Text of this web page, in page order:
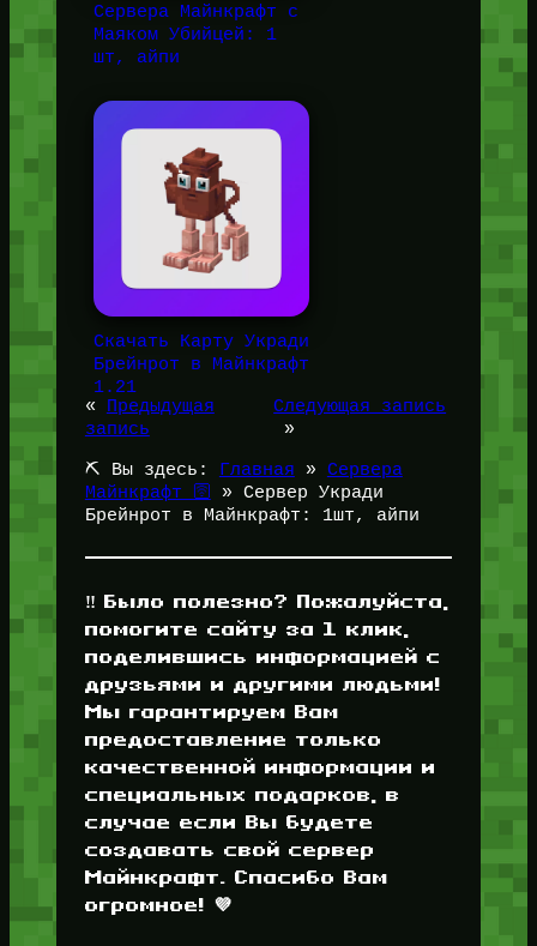
Сервера Майнкрафт с
Маяком Убийцей: 1
шт, айпи
Скачать Карту Укради
Брейнрот в Майнкрафт
1.21
«
Предыдущая
запись
Следующая запись
»
⛏️ Вы здесь: Главная » Сервера
Майнкрафт 🛜
» Сервер Укради
Брейнрот в Майнкрафт: 1шт, айпи
‼️ Было полезно? Пожалуйста,
помогите сайту за 1 клик,
поделившись информацией с
друзьями и другими людьми!
Мы гарантируем Вам
предоставление только
качественной информации и
специальных подарков, в
случае если Вы будете
создавать свой сервер
Майнкрафт. Спасибо Вам
огромное! 💜